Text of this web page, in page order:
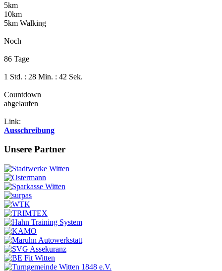
5km
10km
5km Walking
Noch
86 Tage
1 Std. : 28 Min. : 42 Sek.
Countdown
abgelaufen
Link:
Ausschreibung
Unsere Partner